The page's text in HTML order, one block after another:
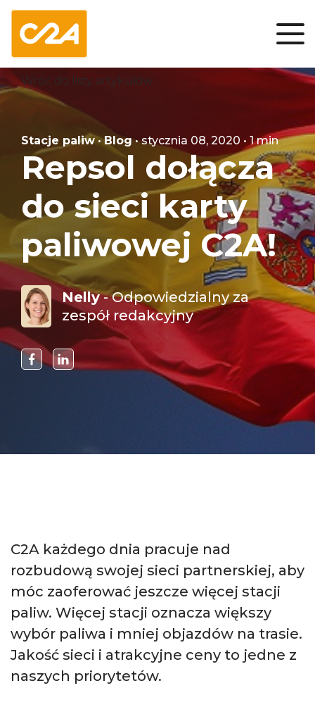
Wróć do listy artykułów
Stacje paliw•Blog• stycznia 08, 2020 • 1 min
Repsol dołącza
do sieci karty
paliwowej C2A!
Nelly- Odpowiedzialny za
zespół redakcyjny
C2A każdego dnia pracuje nad
rozbudową swojej sieci partnerskiej, aby
móc zaoferować jeszcze więcej stacji
paliw. Więcej stacji oznacza większy
wybór paliwa i mniej objazdów na trasie.
Jakość sieci i atrakcyjne ceny to jedne z
naszych priorytetów.